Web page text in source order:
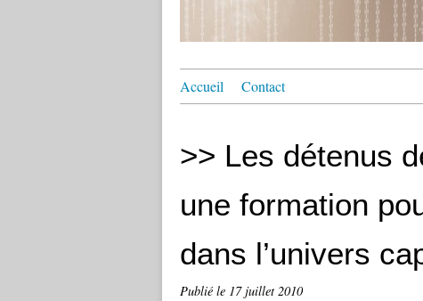
Accueil Contact
>> Les détenus
une formation
dans l’univers
Publié le 17 juillet 2010